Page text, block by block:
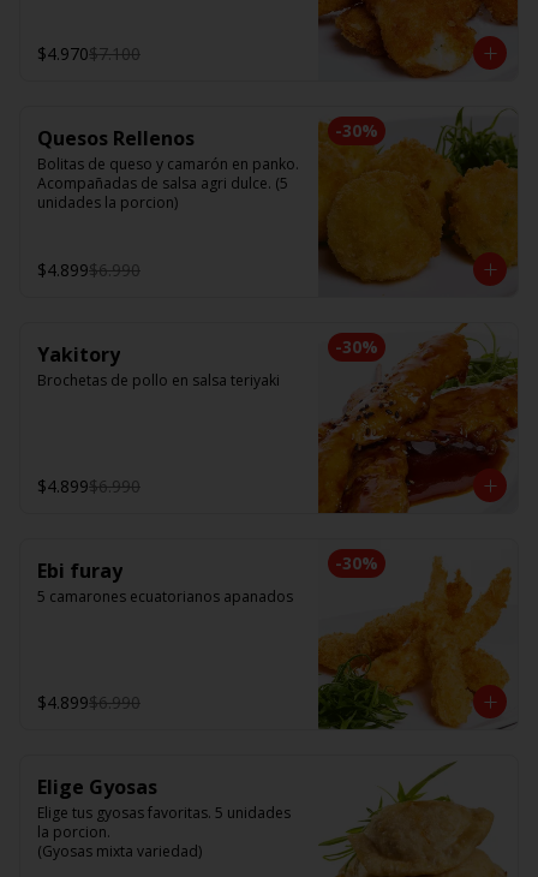
$4.970$7.100
-30%
Quesos Rellenos
Bolitas de queso y camarón en panko.
Acompañadas de salsa agri dulce. (5
unidades la porcion)
$4.899$6.990
-30%
Yakitory
Brochetas de pollo en salsa teriyaki
$4.899$6.990
-30%
Ebi furay
5 camarones ecuatorianos apanados
$4.899$6.990
Elige Gyosas
Elige tus gyosas favoritas. 5 unidades
la porcion.
(Gyosas mixta variedad)